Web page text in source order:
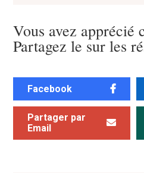
Vous avez apprécié
Partagez le sur les
Facebook
Partager par
Email